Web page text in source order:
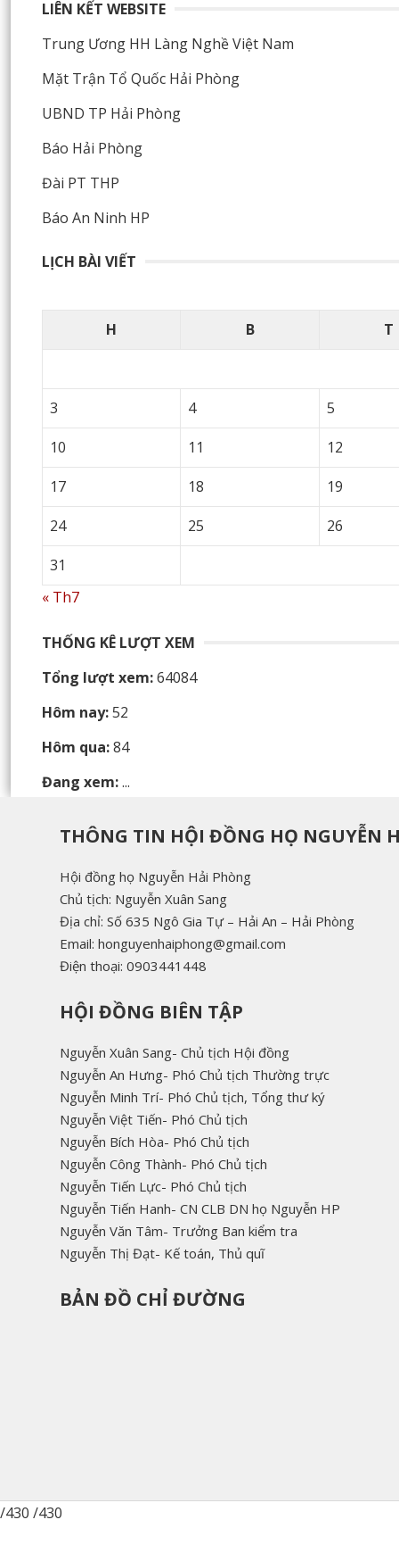
LIÊN KẾT WEBSITE
Trung Ương HH Làng Nghề Việt Nam
Mặt Trận Tổ Quốc Hải Phòng
UBND TP Hải Phòng
Báo Hải Phòng
Đài PT THP
Báo An Ninh HP
LỊCH BÀI VIẾT
H B T
3 4
5
10
11
12
17
18
19
24
25
26
31
« Th7
THỐNG KÊ LƯỢT XEM
Tổng lượt xem:64084
Hôm nay:52
Hôm qua:84
Đang xem:...
THÔNG TIN HỘI ĐỒNG HỌ NGUYỄN
Hội đồng họ Nguyễn Hải Phòng
Chủ tịch: Nguyễn Xuân Sang
Địa chỉ: Số 635 Ngô Gia Tự – Hải An – Hải Phòng
Email: honguyenhaiphong@gmail.com
Điện thoại: 0903441448
HỘI ĐỒNG BIÊN TẬP
Nguyễn Xuân Sang- Chủ tịch Hội đồng
Nguyễn An Hưng- Phó Chủ tịch Thường trực
Nguyễn Minh Trí- Phó Chủ tịch, Tổng thư ký
Nguyễn Việt Tiến- Phó Chủ tịch
Nguyễn Bích Hòa- Phó Chủ tịch
Nguyễn Công Thành- Phó Chủ tịch
Nguyễn Tiến Lực- Phó Chủ tịch
Nguyễn Tiến Hanh- CN CLB DN họ Nguyễn HP
Nguyễn Văn Tâm- Trưởng Ban kiểm tra
Nguyễn Thị Đạt- Kế toán, Thủ quĩ
BẢN ĐỒ CHỈ ĐƯỜNG
/430 /430